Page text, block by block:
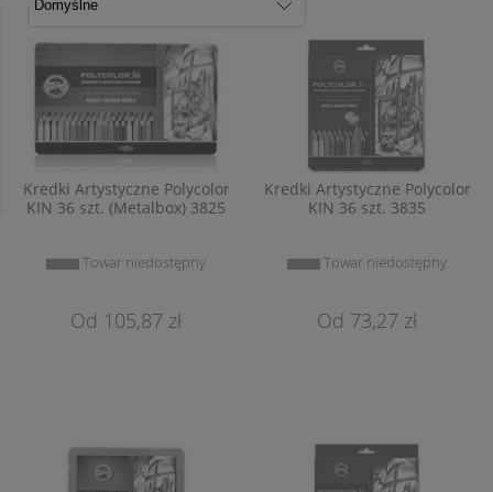
Kredki Artystyczne Polycolor
KIN 36 szt. (Metalbox) 3825
Towar niedostępny
105,87 zł
Kredki Artystyczne Polycolor
KIN 36 szt. 3835
Towar niedostępny
73,27 zł